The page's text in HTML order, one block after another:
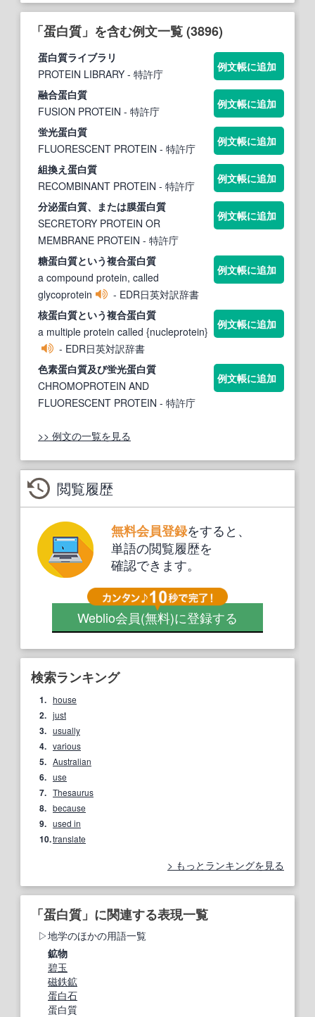
「蛋白質」を含む例文一覧 (3896)
蛋白質ライブラリ
PROTEIN LIBRARY - 特許庁
例文帳に追加
融合蛋白質
FUSION PROTEIN - 特許庁
例文帳に追加
蛍光蛋白質
FLUORESCENT PROTEIN - 特許庁
例文帳に追加
組換え 蛋白質
RECOMBINANT PROTEIN - 特許庁
例文帳に追加
分泌蛋白質、または膜蛋白質
SECRETORY PROTEIN OR
MEMBRANE PROTEIN - 特許庁
例文帳に追加
糖蛋白質という複合蛋白質
a compound protein, called
glycoprotein
- EDR日英対訳辞書
例文帳に追加
核蛋白質という複合蛋白質
a multiple protein called {nucleprotein}
- EDR日英対訳辞書
例文帳に追加
色素蛋白質及び蛍光蛋白質
CHROMOPROTEIN AND
FLUORESCENT PROTEIN - 特許庁
例文帳に追加
>> 例文の一覧を見る
閲覧履歴
無料会員登録をすると、
単語の閲覧履歴を
確認できます。
Weblio会員(無料)に登録する
検索ランキング
1. house
2. just
3. usually
4. various
5. Australian
6. use
7. Thesaurus
8. because
9. used in
10.translate
もっとランキングを見る
「蛋白質」に関連する表現一覧
地学のほかの用語一覧
鉱物
碧玉
磁鉄鉱
蛋白石
蛋白質